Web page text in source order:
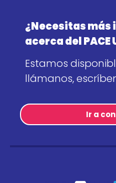
¿Necesitas
acerca del PACE
Estamos
llámanos,
Ir a